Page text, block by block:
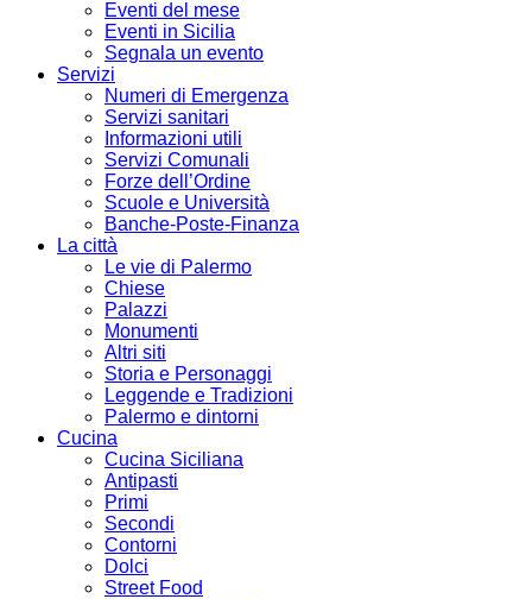
Eventi del mese
Eventi in Sicilia
Segnala un evento
Servizi
Numeri di Emergenza
Servizi sanitari
Informazioni utili
Servizi Comunali
Forze dell’Ordine
Scuole e Università
Banche-Poste-Finanza
La città
Le vie di Palermo
Chiese
Palazzi
Monumenti
Altri siti
Storia e Personaggi
Leggende e Tradizioni
Palermo e dintorni
Cucina
Cucina Siciliana
Antipasti
Primi
Secondi
Contorni
Dolci
Street Food